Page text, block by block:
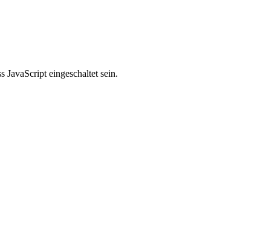
JavaScript eingeschaltet sein.